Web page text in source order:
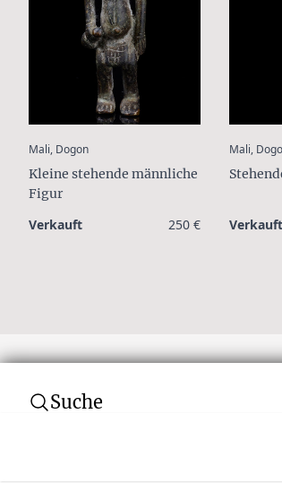
Mali, Dogon:
Kleine stehende männliche
Figur
Verkauft 250 €
Mali,
Verkauft
Suche